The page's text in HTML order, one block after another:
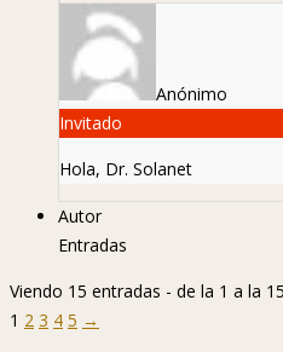
Anónimo
Invitado
Hola, Dr. Solanet
Autor
Entradas
Viendo 15 entradas - de la 1 a la
1 2 3 4 5 →